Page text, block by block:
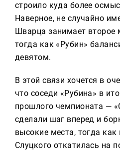
строило куда более
Наверное, не случайно
Шварца занимает второе
тогда как «Рубин»
девятом.
В этой связи хочется в
что соседи «Рубина» в
прошлого чемпионата —
сделали шаг вперед и
высокие места, тогда
Слуцкого откатилась на